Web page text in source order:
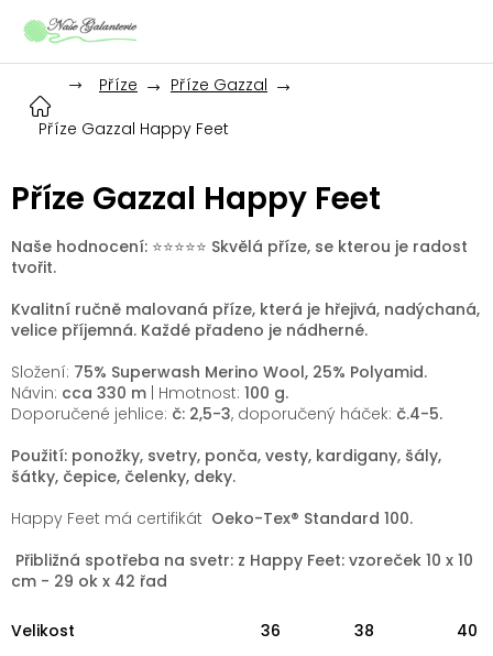
Příze
Příze Gazzal
Příze Gazzal Happy Feet
Příze Gazzal Happy Feet
Naše hodnocení: ⭐️⭐️⭐️⭐️⭐️ Skvělá příze, se kterou je radost
tvořit.
Kvalitní ručně malovaná příze, která je hřejivá, nadýchaná,
velice příjemná. Každé přadeno je nádherné.
Složení: 75% Superwash Merino Wool, 25% Polyamid.
Návin: cca 330 m | Hmotnost: 100 g.
Doporučené jehlice: č: 2,5-3, doporučený háček: č.4-5.
Použití: ponožky, svetry, ponča, vesty, kardigany, šály,
šátky, čepice, čelenky, deky.
Happy Feet má certifikát Oeko-Tex® Standard 100.
Přibližná spotřeba na svetr: z Happy Feet: vzoreček 10 x 10
cm - 29 ok x 42 řad
Velikost 36 38
40